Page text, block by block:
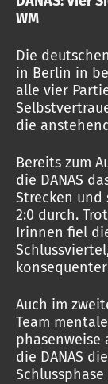
WM
Die
in Berlin in
alle vier
die
Bereits zum
die DANAS
Strecken
2:0 durch.
Irinnen fiel
Auch im
Team
phasenweise
die DANAS